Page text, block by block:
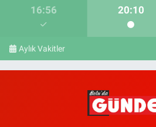
16:56 20:10
Aylık Vakitler